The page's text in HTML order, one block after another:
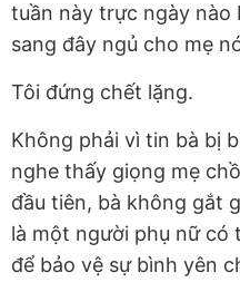
tuần này trực ngày nào
sang đây ngủ cho mẹ
Tôi đứng chết lặng.
Không phải vì tin bà bị
nghe thấy giọng mẹ
đầu tiên, bà không gắt
là một người phụ nữ có
để bảo vệ sự bình yên